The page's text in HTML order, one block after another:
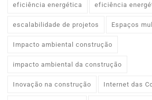
eficiência energética eficiência
escalabilidade de projetos Espaços
Impacto ambiental construção
impacto ambiental da construção
Inovação na construção Internet das